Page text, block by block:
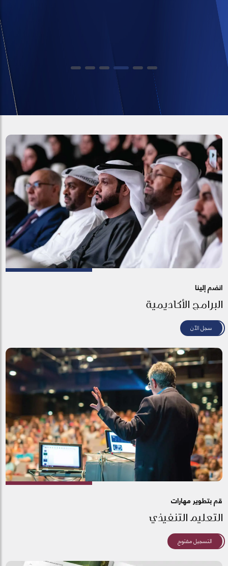
انضم إلينا
البرامج الأكاديمية
سجل الآن
قم بتطوير مهارات
التعليم التنفيذي
التسجيل مفتوح